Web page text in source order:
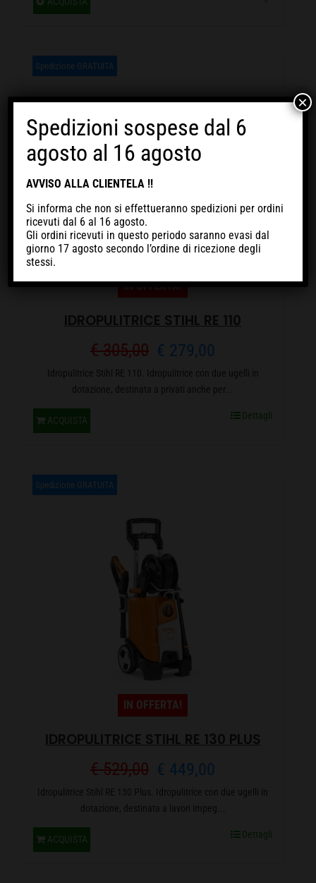
€ 419,00
Le
opzioni
possono
nella
pagina
del
Spedizione GRATUITA
IDROPULITRICE STIHL RE 110
€305,00 Il
prezzo
€ 279,00
prezzo
Idropulitrice Stihl RE 110. Idropulitrice con due ugelli in
dotazione, destinata a privati anche per...
ACQUISTA Dettagli
Spedizione GRATUITA
IN OFFERTA!
IDROPULITRICE STIHL RE 130 PLUS
€529,00 Il
prezzo
€ 449,00
prezzo
Idropulitrice Stihl RE 130 Plus. Idropulitrice con due ugelli in
dotazione, destinata a lavori impeg...
ACQUISTA Dettagli
Spedizioni sospese dal 6
agosto al 16 agosto
AVVISO ALLA CLIENTELA !!
Si informa che non si effettueranno spedizioni per ordini
ricevutidal 6 al 16 agosto.
Gli ordini ricevuti in questo periodosaranno evasi dal
giorno 17 agosto secondo l’ordine di ricezione degli
stessi.
×